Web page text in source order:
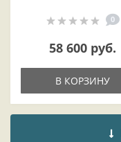
0
58 600 руб.
В КОРЗИНУ